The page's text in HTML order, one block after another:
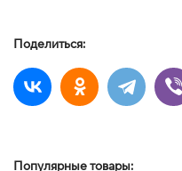
Поделиться:
Популярные товары: